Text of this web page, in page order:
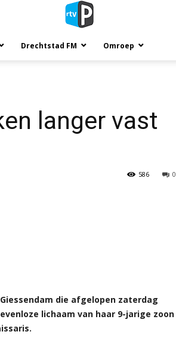
Drechtstad FM Omroep
langer vast
0
586
Giessendam die afgelopen zaterdag
lichaam van haar 9-jarige zoon